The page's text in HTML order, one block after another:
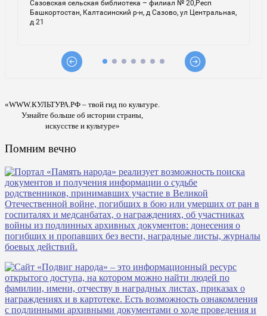
«WWW.КУЛЬТУРА.РФ – твой гид по культуре.
Узнайте больше об истории страны,
искусстве и культуре»
Помним вечно